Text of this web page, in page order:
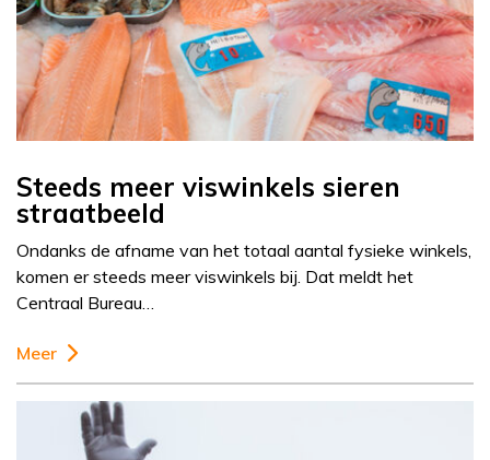
Steeds meer viswinkels sieren
straatbeeld
Ondanks de afname van het totaal aantal fysieke winkels,
komen er steeds meer viswinkels bij. Dat meldt het
Centraal Bureau…
Meer